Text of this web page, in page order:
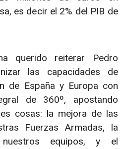
es decir el 2% del PIB de
querido reiterar Pedro
las capacidades de
de España y Europa con
de 360º, apostando
cosas: la mejora de las
Fuerzas Armadas, la
nuestros equipos, y el